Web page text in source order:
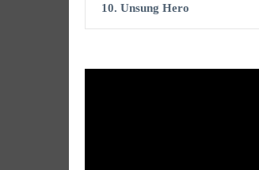
10. Unsung Hero